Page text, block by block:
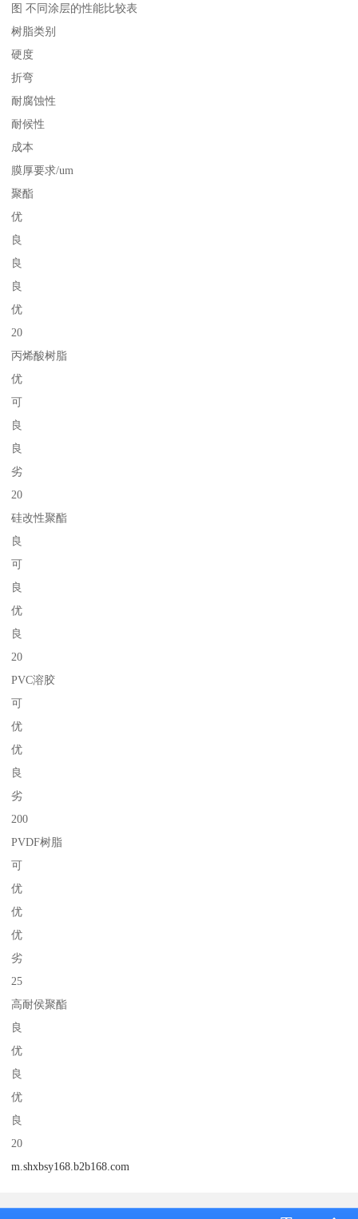
图 不同涂层的性能比较表
树脂类别
硬度
折弯
耐腐蚀性
耐候性
成本
膜厚要求/um
聚酯
优
良
良
良
优
20
丙烯酸树脂
优
可
良
良
劣
20
硅改性聚酯
良
可
良
优
良
20
PVC溶胶
可
优
优
良
劣
200
PVDF树脂
可
优
优
优
劣
25
高耐侯聚酯
良
优
良
优
良
20
m.shxbsy168.b2b168.com